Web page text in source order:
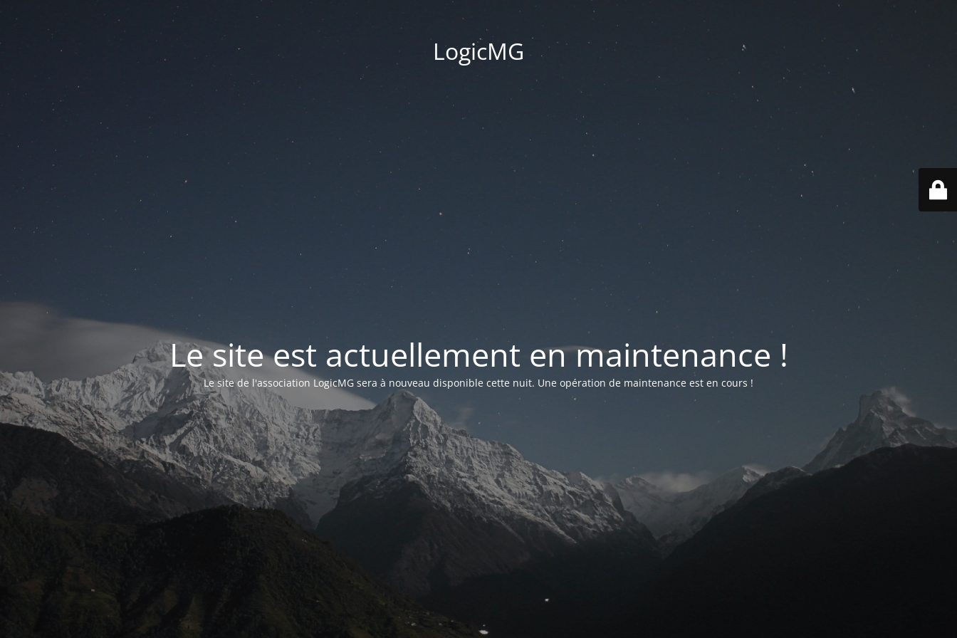
LogicMG
Le site est actuellement en maintenance !
Le site de l'association LogicMG sera à nouveau disponible cette nuit. Une opération de maintenance est en cours !